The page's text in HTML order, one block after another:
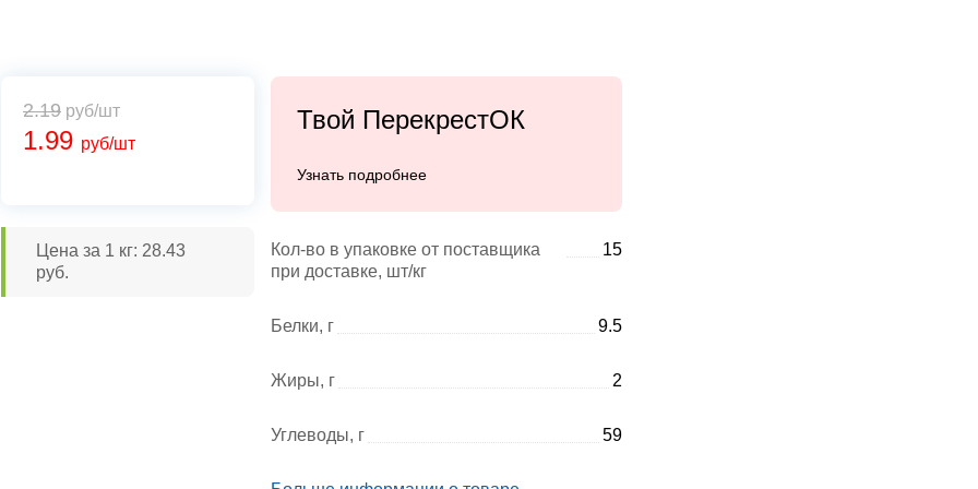
1.99 руб/шт
2.19 руб/шт
Цена за 1 кг: 28.43
руб.
Твой ПерекрестОК
Узнать подробнее
Кол-во в упаковке от поставщика
при доставке, шт/кг
15
Белки, г 9.5
Жиры, г 2
Углеводы, г 59